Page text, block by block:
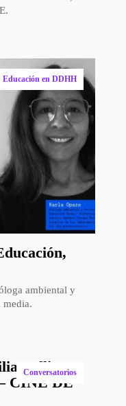
de historia,
Educación en DDHH
ambiental y
Conversatorios
Vallina –
CINE DE